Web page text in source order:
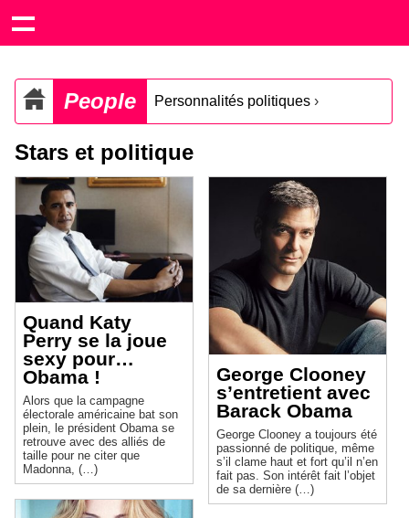
People Personnalités politiques ›
Stars et politique
Quand Katy
Perry se la joue
sexy pour…
Obama !
Alors que la campagne
électorale américaine bat son
plein, le président Obama se
retrouve avec des alliés de
taille pour ne citer que
Madonna, (…)
George Clooney
s’entretient avec
Barack Obama
George Clooney a toujours été
passionné de politique, même
s’il clame haut et fort qu’il n’en
fait pas. Son intérêt fait l’objet
de sa dernière (…)